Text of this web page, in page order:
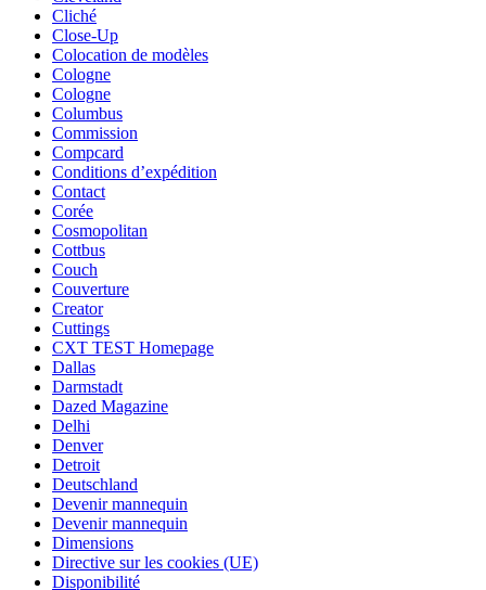
Cliché
Close-Up
Colocation de modèles
Cologne
Cologne
Columbus
Commission
Compcard
Conditions d’expédition
Contact
Corée
Cosmopolitan
Cottbus
Couch
Couverture
Creator
Cuttings
CXT TEST Homepage
Dallas
Darmstadt
Dazed Magazine
Delhi
Denver
Detroit
Deutschland
Devenir mannequin
Devenir mannequin
Dimensions
Directive sur les cookies (UE)
Disponibilité